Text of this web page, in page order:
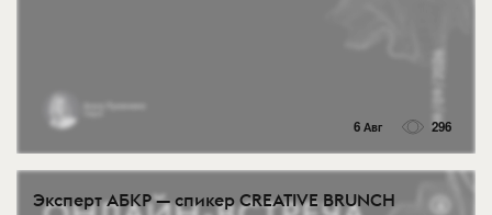
6 Авг 296
Эксперт АБКР — спикер CREATIVE BRUNCH